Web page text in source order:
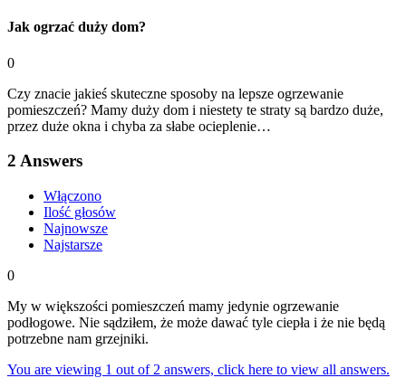
Jak ogrzać duży dom?
0
Czy znacie jakieś skuteczne sposoby na lepsze ogrzewanie
pomieszczeń? Mamy duży dom i niestety te straty są bardzo duże,
przez duże okna i chyba za słabe ocieplenie…
2 Answers
Włączono
Ilość głosów
Najnowsze
Najstarsze
0
My w większości pomieszczeń mamy jedynie ogrzewanie
podłogowe. Nie sądziłem, że może dawać tyle ciepła i że nie będą
potrzebne nam grzejniki.
You are viewing 1 out of 2 answers, click here to view all answers.